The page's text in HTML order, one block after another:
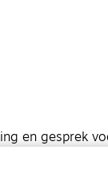
en gesprek